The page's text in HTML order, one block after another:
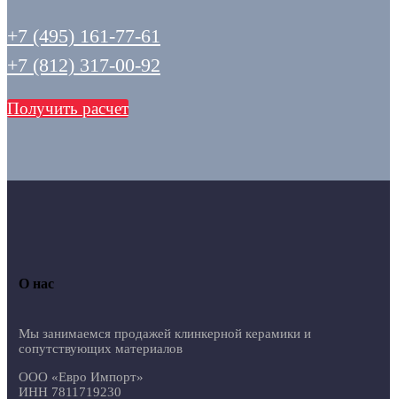
+7 (495) 161-77-61
+7 (812) 317-00-92
Получить расчет
О нас
Мы занимаемся продажей клинкерной керамики и
сопутствующих материалов
ООО «Евро Импорт»
ИНН 7811719230